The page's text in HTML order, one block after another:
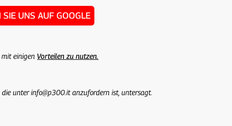
SIE UNS AUF GOOGLE
einigen Vorteilen zu nutzen.
unter info@p300.it anzufordern ist, untersagt.